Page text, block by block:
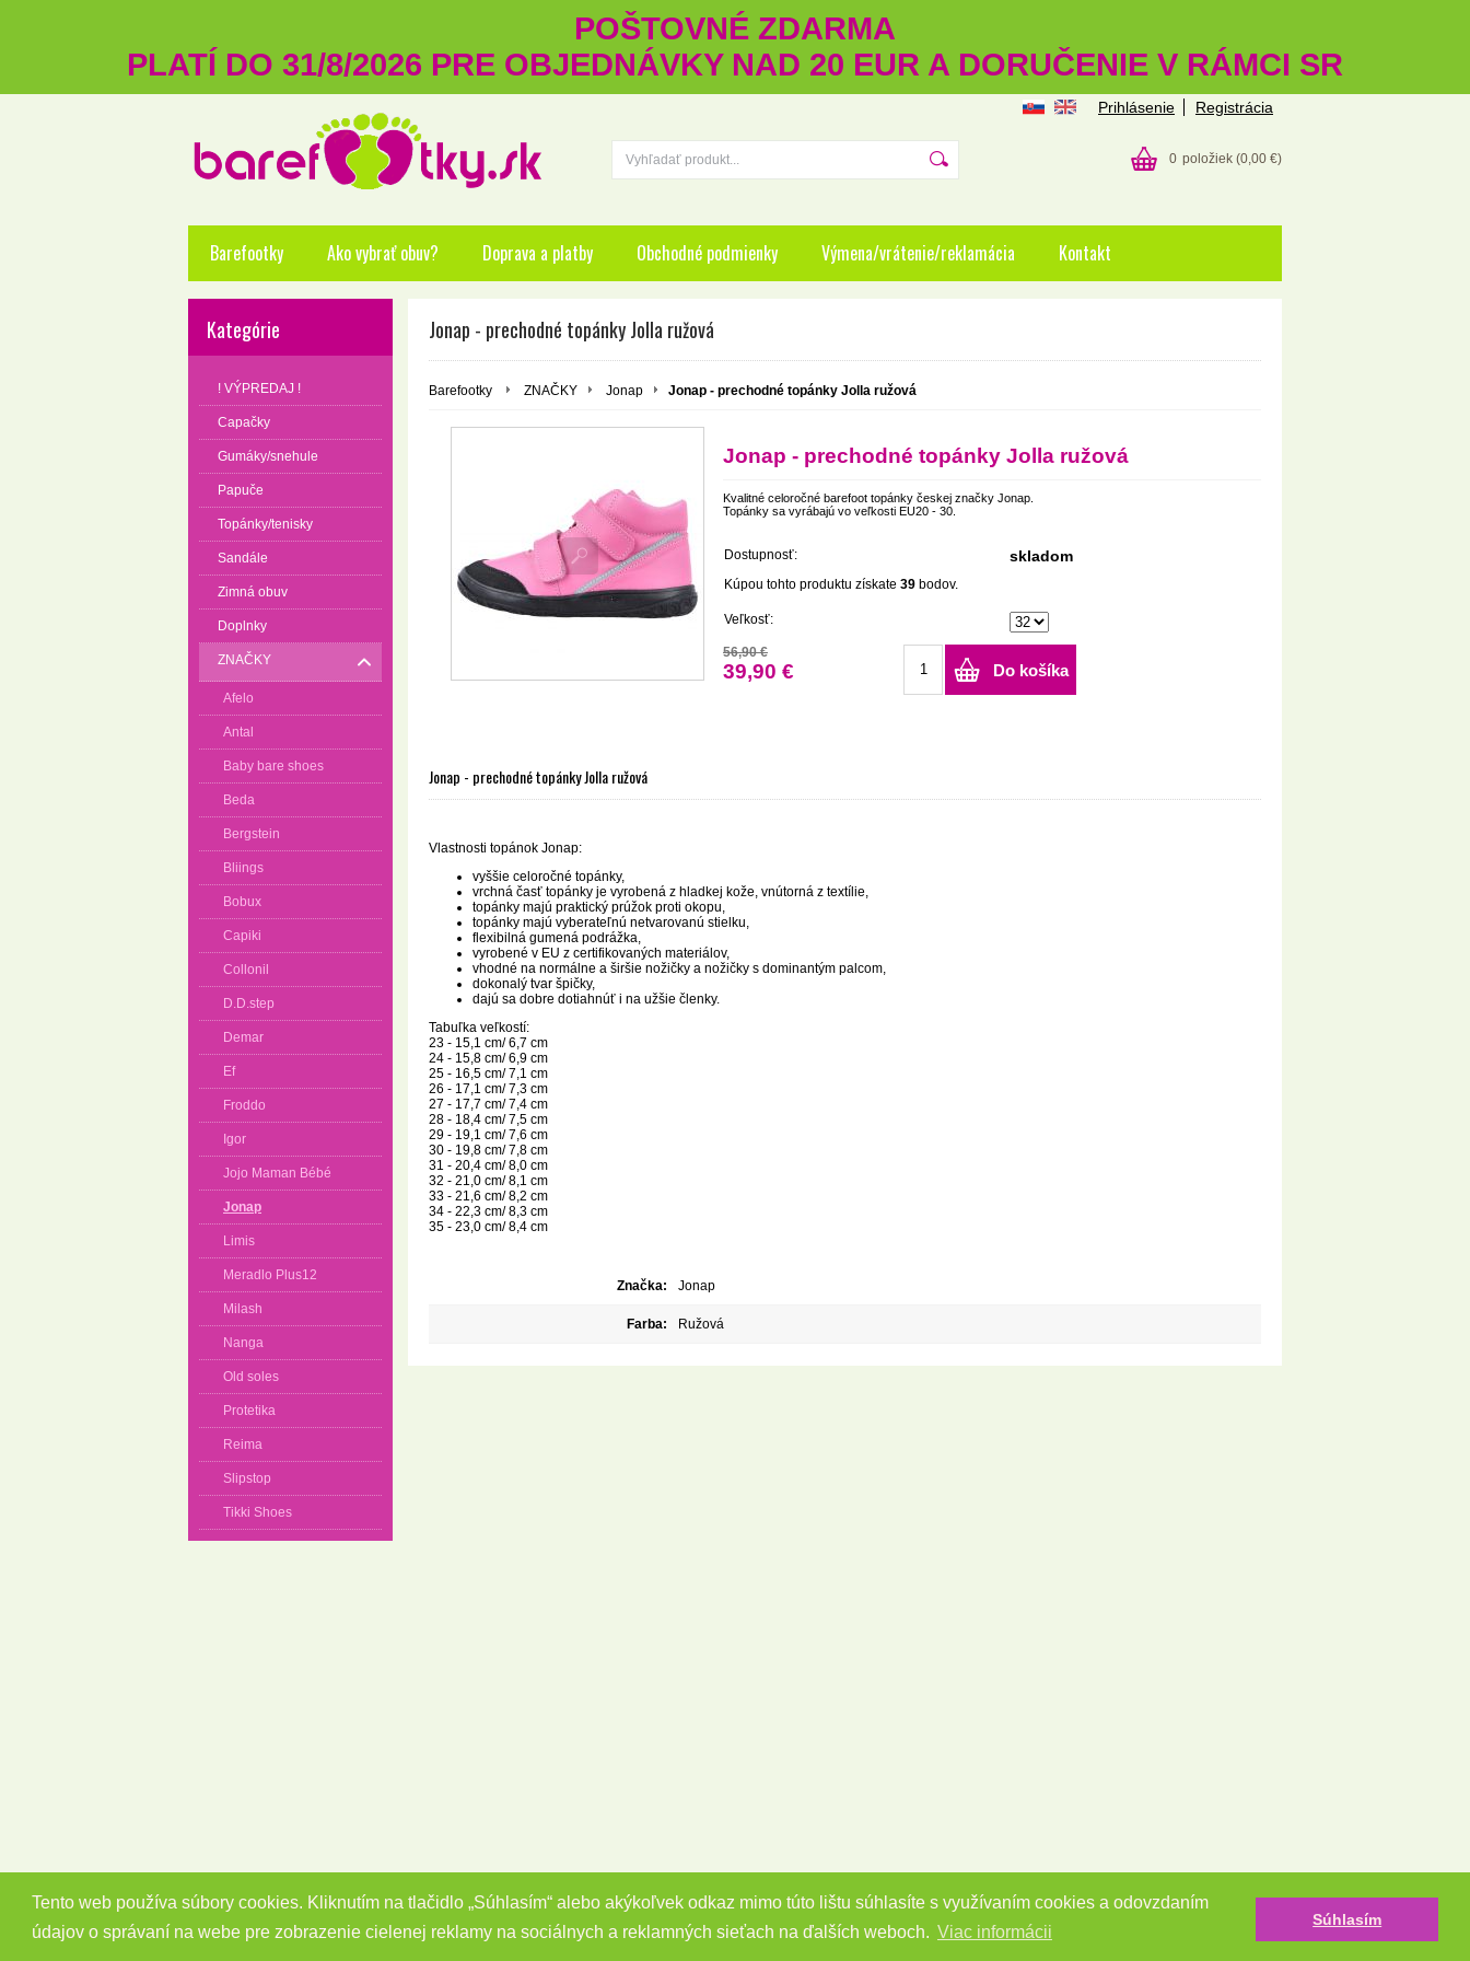
Tento web používa súbory cookies. Kliknutím na tlačidlo „Súhlasím“ alebo akýkoľvek odkaz mimo túto lištu súhlasíte s využívaním cookies a odovzdaním
údajov o správaní na webe pre zobrazenie cielenej reklamy na sociálnych a reklamných sieťach na ďalších weboch. Viac informácii
Súhlasím
POŠTOVNÉ ZDARMA
PLATÍ DO 31/8/2026 PRE OBJEDNÁVKY NAD 20 EUR A DORUČENIE V RÁMCI SR
Prihlásenie Registrácia
0 položiek (0,00 €)
Barefootky Ako vybrať obuv? Doprava a platby Obchodné podmienky Výmena/vrátenie/reklamácia Kontakt
Kategórie
! VÝPREDAJ !
Capačky
Gumáky/snehule
Papuče
Topánky/tenisky
Sandále
Zimná obuv
Doplnky
ZNAČKY
Afelo
Antal
Baby bare shoes
Beda
Bergstein
Bliings
Bobux
Capiki
Collonil
D.D.step
Demar
Ef
Froddo
Igor
Jojo Maman Bébé
Jonap
Limis
Meradlo Plus12
Milash
Nanga
Old soles
Protetika
Reima
Slipstop
Tikki Shoes
Jonap - prechodné topánky Jolla ružová
Barefootky ZNAČKY Jonap Jonap - prechodné topánky Jolla ružová
Jonap - prechodné topánky Jolla ružová
Kvalitné celoročné barefoot topánky českej značky Jonap.
Topánky sa vyrábajú vo veľkosti EU20 - 30.
Dostupnosť: skladom
Kúpou tohto produktu získate 39 bodov.
Veľkosť:
56,90 €
39,90 € Do košíka
Jonap - prechodné topánky Jolla ružová
Vlastnosti topánok Jonap:
vyššie celoročné topánky,
vrchná časť topánky je vyrobená z hladkej kože, vnútorná z textílie,
topánky majú praktický prúžok proti okopu,
topánky majú vyberateľnú netvarovanú stielku,
flexibilná gumená podrážka,
vyrobené v EU z certifikovaných materiálov,
vhodné na normálne a širšie nožičky a nožičky s dominantým palcom,
dokonalý tvar špičky,
dajú sa dobre dotiahnúť i na užšie členky.
Tabuľka veľkostí:
23 - 15,1 cm/ 6,7 cm
24 - 15,8 cm/ 6,9 cm
25 - 16,5 cm/ 7,1 cm
26 - 17,1 cm/ 7,3 cm
27 - 17,7 cm/ 7,4 cm
28 - 18,4 cm/ 7,5 cm
29 - 19,1 cm/ 7,6 cm
30 - 19,8 cm/ 7,8 cm
31 - 20,4 cm/ 8,0 cm
32 - 21,0 cm/ 8,1 cm
33 - 21,6 cm/ 8,2 cm
34 - 22,3 cm/ 8,3 cm
35 - 23,0 cm/ 8,4 cm
Značka: Jonap
Farba: Ružová
Copyright 2014 - 2026 © Barefootky